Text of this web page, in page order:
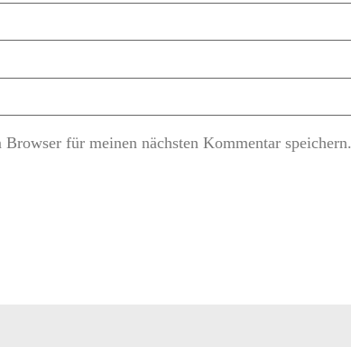
für meinen nächsten Kommentar speichern.